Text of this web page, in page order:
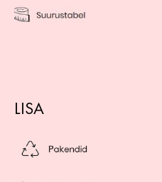
LISA